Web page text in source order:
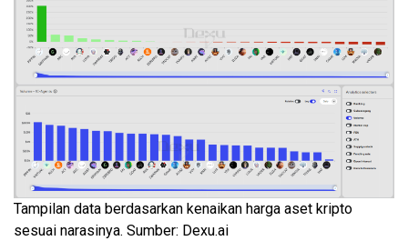
Tampilan data berdasarkan kenaikan harga aset kripto
sesuai narasinya. Sumber: Dexu.ai